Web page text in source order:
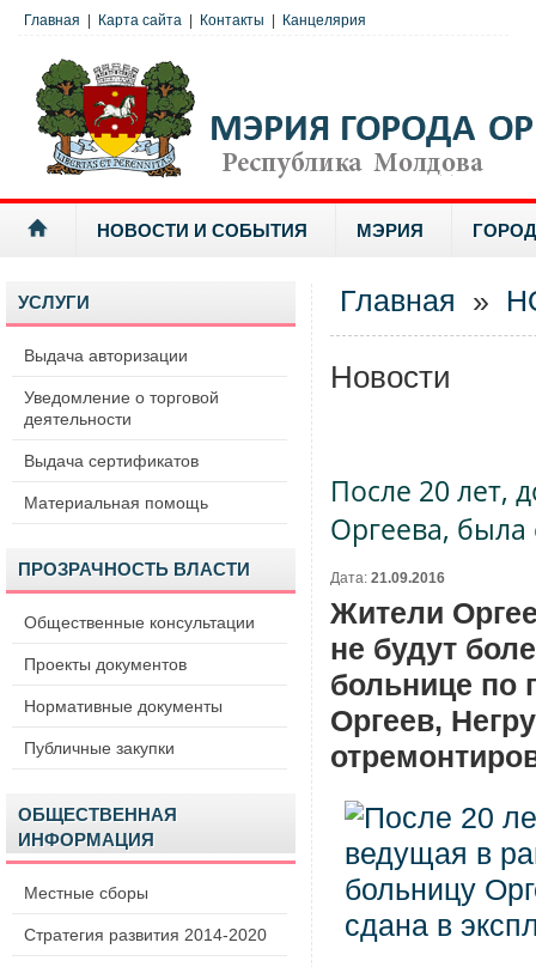
Главная Карта сайта Контакты Канцелярия
НОВОСТИ И СОБЫТИЯ МЭРИЯ
УСЛУГИ
Выдача авторизации
Уведомление о торговой
деятельности
Выдача сертификатов
Материальная помощь
ПРОЗРАЧНОСТЬ ВЛАСТИ
Общественные консультации
Проекты документов
Нормативные документы
Публичные закупки
ОБЩЕСТВЕННАЯ
ИНФОРМАЦИЯ
Местные сборы
Стратегия развития 2014-2020
Главная »
Новости
После 20 лет,
Оргеева, была
Дата: 21.09.2016
Жители
не будут
больнице по
Оргеев,